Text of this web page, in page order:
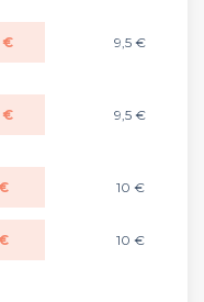
€ 9,5 €
€ 9,5 €
10 €
10 €